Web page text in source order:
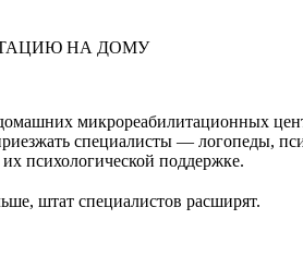
НА ДОМУ
микрореабилитационных
специалисты — логопеды,
психологической поддержке.
штат специалистов расширят.